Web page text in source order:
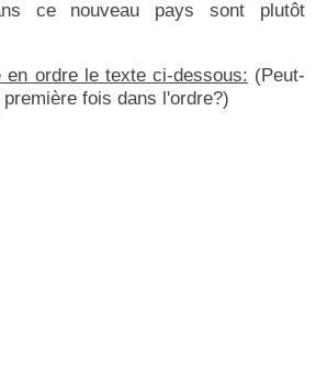
ce nouveau pays sont plutôt
en ordre le texte ci-dessous: (Peut-
fois dans l'ordre?)